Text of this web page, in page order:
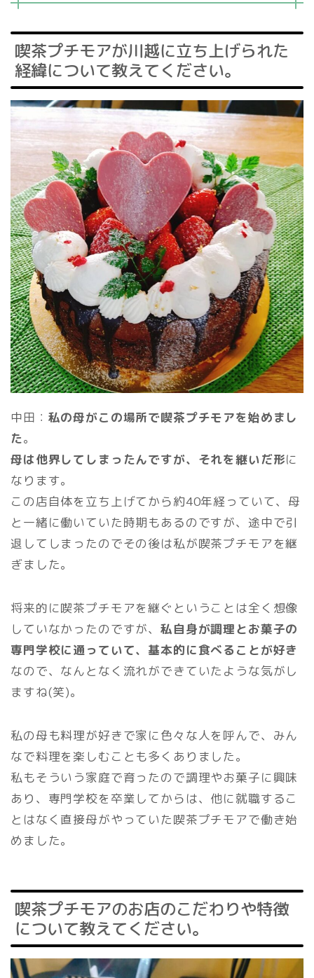
喫茶プチモアが川越に立ち上げられた
経緯について教えてください。
中田： 私の母がこの場所で喫茶プチモアを始めまし
た。
母は他界してしまったんですが、それを継いだ形に
なります。
この店自体を立ち上げてから約40年経っていて、母
と一緒に働いていた時期もあるのですが、途中で引
退してしまったのでその後は私が喫茶プチモアを継
ぎました。
将来的に喫茶プチモアを継ぐということは全く想像
していなかったのですが、私自身が調理とお菓子の
専門学校に通っていて、基本的に食べることが好き
なので、なんとなく流れができていたような気がし
ますね(笑)。
私の母も料理が好きで家に色々な人を呼んで、みん
なで料理を楽しむことも多くありました。
私もそういう家庭で育ったので調理やお菓子に興味
あり、専門学校を卒業してからは、他に就職するこ
とはなく直接母がやっていた喫茶プチモアで働き始
めました。
喫茶プチモアのお店のこだわりや特徴
について教えてください。